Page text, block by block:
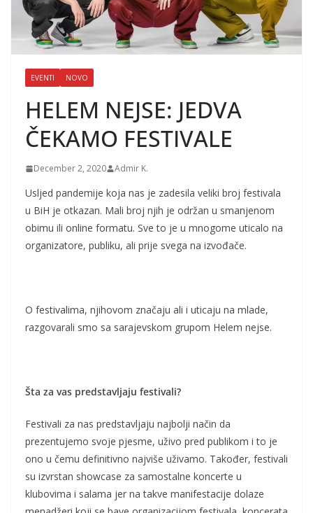
EVENTI NOVO
HELEM NEJSE: JEDVA
ČEKAMO FESTIVALE
December 2, 2020 Admir K.
Usljed pandemije koja nas je zadesila veliki broj festivala
u BiH je otkazan. Mali broj njih je održan u smanjenom
obimu ili online formatu. Sve to je u mnogome uticalo na
organizatore, publiku, ali prije svega na izvođače.
O festivalima, njihovom značaju ali i uticaju na mlade,
razgovarali smo sa sarajevskom grupom Helem nejse.
Šta za vas predstavljaju festivali?
Festivali za nas predstavljaju najbolji način da
prezentujemo svoje pjesme, uživo pred publikom i to je
ono u čemu definitivno najviše uživamo. Također, festivali
su izvrstan showcase za samostalne koncerte u
klubovima i salama jer na takve manifestacije dolaze